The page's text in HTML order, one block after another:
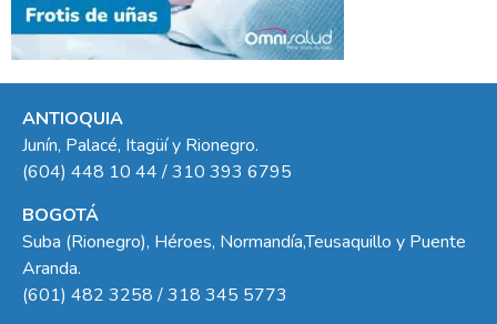
ANTIOQUIA
Junín, Palacé, Itagüí y Rionegro.
(604) 448 10 44 / 310 393 6795
BOGOTÁ
Suba (Rionegro), Héroes, Normandía,Teusaquillo y Puente
Aranda.
(601) 482 3258 / 318 345 5773